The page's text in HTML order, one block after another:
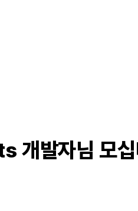
개발자님 모